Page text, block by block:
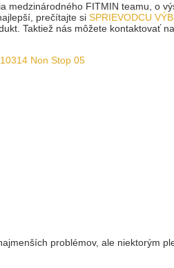
medzinárodného FITMIN teamu, o
prečítajte si SPRIEVODCU
Taktiež nás môžete kontaktovať
problémov, ale niektorým